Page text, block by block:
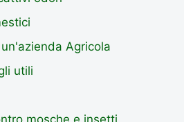
Agricola
utili
mosche e insetti